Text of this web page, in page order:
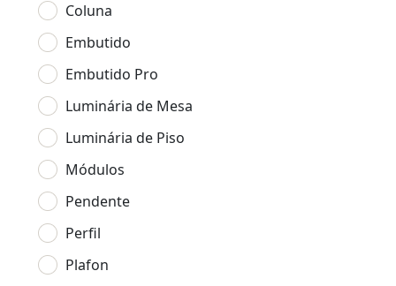
Coluna
Embutido
Embutido Pro
Luminária de Mesa
Luminária de Piso
Módulos
Pendente
Perfil
Plafon